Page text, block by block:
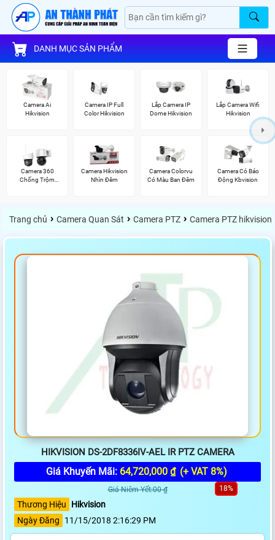
DANH MỤC SẢN PHẨM
Camera Ai
Hikvision
Camera IP Full
Color Hikvision
Lắp Camera IP
Dome Hikvision
Lắp Camera Wifi
Hikvision
Camera 360
Chống Trộm
Camera Hikvision
Nhìn Đêm
Camera Colorvu
Có Màu Ban Đêm
Camera Có Báo
Động Kbvision
Trang chủ › Camera Quan Sát › Camera PTZ › Camera PTZ hikvision
HIKVISION DS-2DF8336IV-AEL IR PTZ CAMERA
Giá Khuyến Mãi: 64,720,000 ₫ (+ VAT 8%)
Giá Niêm Yết:00 ₫ 18%
Thương Hiệu
Hikvision
Ngày Đăng
11/15/2018 2:16:29 PM